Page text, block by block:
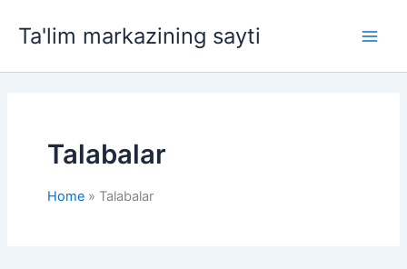
Ta'lim markazining sayti
Talabalar
Home Talabalar